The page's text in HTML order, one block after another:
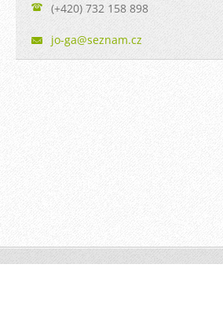
(+420) 732 158 898
jo-ga@seznam.cz